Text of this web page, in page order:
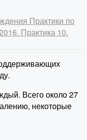
Практики по
Практика 10.
Всего около 27
некоторые